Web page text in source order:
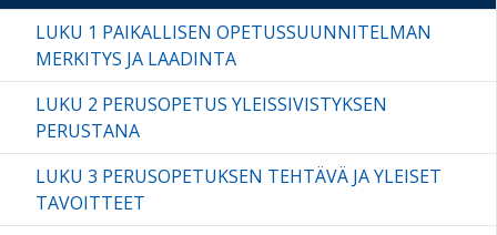
LUKU 1 PAIKALLISEN OPETUSSUUNNITELMAN
MERKITYS JA LAADINTA
LUKU 2 PERUSOPETUS YLEISSIVISTYKSEN
PERUSTANA
LUKU 3 PERUSOPETUKSEN TEHTÄVÄ JA YLEISET
TAVOITTEET